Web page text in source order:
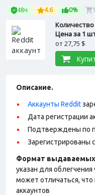
48ч 4.6 0%
Количество
Цена за 1
от27,75 $
Описание.
Аккаунты Reddit
Дата регистрации
Подтверждены по
Зарегистрированы
Формат выдаваемых
указан для
может отличаться, что
аккаунтов